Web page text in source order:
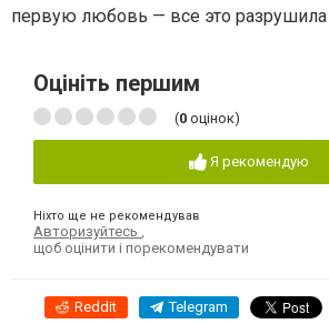
первую любовь — все это разрушила
Оцініть першим
(0 оцінок)
Я рекомендую
Ніхто ще не рекомендував
Авторизуйтесь ,
щоб оцінити і порекомендувати
Reddit Telegram